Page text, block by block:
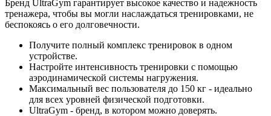
Бренд UltraGym гарантирует высокое качество и надежность
тренажера, чтобы вы могли наслаждаться тренировками, не
беспокоясь о его долговечности.
Получите полный комплекс тренировок в одном
устройстве.
Настройте интенсивность тренировки с помощью
аэродинамической системы нагружения.
Максимальный вес пользователя до 150 кг - идеально
для всех уровней физической подготовки.
UltraGym - бренд, в котором можно доверять.